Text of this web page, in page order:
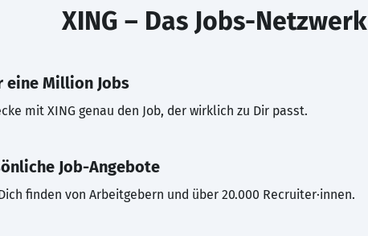
XING – Das Jobs-Netzwerk
eine Million Jobs
mit XING genau den Job, der wirklich zu Dir passt.
Job-Angebote
finden von Arbeitgebern und über 20.000 Recruiter·innen.